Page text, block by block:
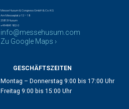
Messe Husum & Congress GmbH & Co. KG
Am Messeplatz 12 – 18
25813 Husum
+49 4841 902-0
info@messehusum.com
Zu Google Maps ›
GESCHÄFTSZEITEN
Montag – Donnerstag 9:00 bis 17:00 Uhr
Freitag 9:00 bis 15:00 Uhr